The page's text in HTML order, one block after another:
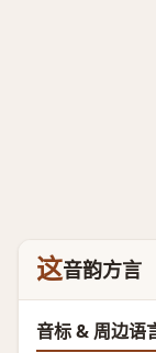
这音韵方言
音标 & 周边语